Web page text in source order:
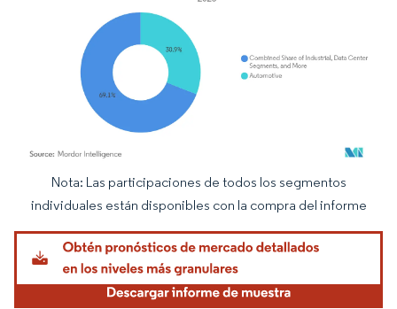
Imagen © Mordor Intelligence. El uso requiere atribución según CC BY 4.0.
Nota: Las participaciones de todos los segmentos
individuales están disponibles con la compra del informe